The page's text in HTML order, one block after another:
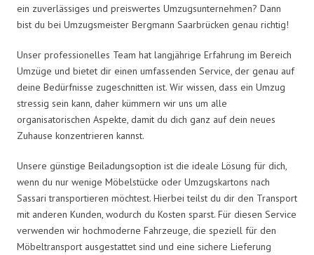
ein zuverlässiges und preiswertes Umzugsunternehmen? Dann
bist du bei Umzugsmeister Bergmann Saarbrücken genau richtig!
Unser professionelles Team hat langjährige Erfahrung im Bereich
Umzüge und bietet dir einen umfassenden Service, der genau auf
deine Bedürfnisse zugeschnitten ist. Wir wissen, dass ein Umzug
stressig sein kann, daher kümmern wir uns um alle
organisatorischen Aspekte, damit du dich ganz auf dein neues
Zuhause konzentrieren kannst.
Unsere günstige Beiladungsoption ist die ideale Lösung für dich,
wenn du nur wenige Möbelstücke oder Umzugskartons nach
Sassari transportieren möchtest. Hierbei teilst du dir den Transport
mit anderen Kunden, wodurch du Kosten sparst. Für diesen Service
verwenden wir hochmoderne Fahrzeuge, die speziell für den
Möbeltransport ausgestattet sind und eine sichere Lieferung